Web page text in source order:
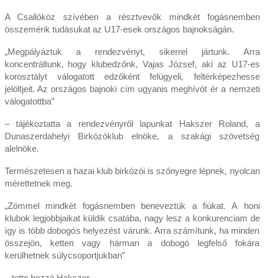
A Csallóköz szívében a résztvevők mindkét fogásnemben
összemérik tudásukat az U17-esek országos bajnokságán.
„Megpályáztuk a rendezvényt, sikerrel jártunk. Arra
koncentráltunk, hogy klubedzőnk, Vajas József, aki az U17-es
korosztályt válogatott edzőként felügyeli, feltérképezhesse
jelöltjeit. Az országos bajnoki cím ugyanis meghívót ér a nemzeti
válogatottba”
– tájékoztatta a rendezvényről lapunkat Hakszer Roland, a
Dunaszerdahelyi Birkózóklub elnöke, a szakági szövetség
alelnöke.
Természetesen a hazai klub birkózói is szőnyegre lépnek, nyolcan
mérettetnek meg.
„Zömmel mindkét fogásnemben beneveztük a fiúkat. A honi
klubok legjobbjaikat küldik csatába, nagy lesz a konkurenciam de
így is több dobogós helyezést várunk. Arra számítunk, ha minden
összejön, ketten vagy hárman a dobogó legfelső fokára
kerülhetnek súlycsoportjukban”